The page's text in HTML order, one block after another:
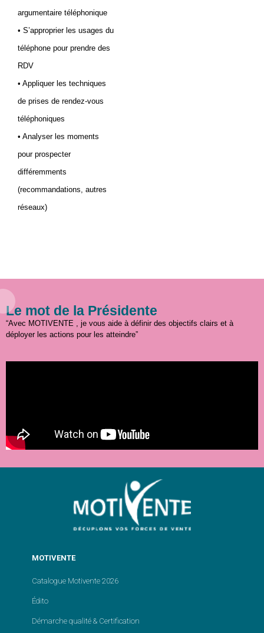
argumentaire téléphonique
• S’approprier les usages du
téléphone pour prendre des
RDV
• Appliquer les techniques
de prises de rendez-vous
téléphoniques
• Analyser les moments
pour prospecter
différemments
(recommandations, autres
réseaux)
Le mot de la Présidente
“Avec MOTIVENTE , je vous aide à définir des objectifs clairs et à
déployer les actions pour les atteindre”
MOTIVENTE
Catalogue Motivente 2026
Édito
Démarche qualité & Certification